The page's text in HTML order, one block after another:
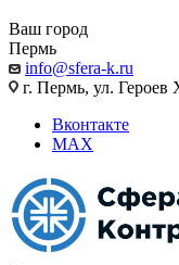
Ваш город
Пермь
info@sfera-k.ru
г. Пермь, ул. Героев
Вконтакте
MAX